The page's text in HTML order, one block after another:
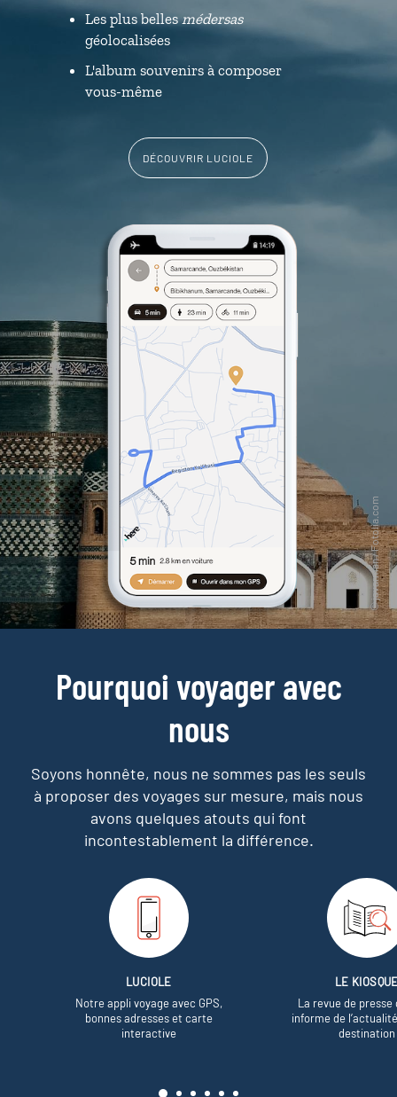
Les plus bellesmédersas
géolocalisées
L'album souvenirs à composer
vous-même
DÉCOUVRIR LUCIOLE
Pourquoi voyager avec
nous
Soyons honnête, nous ne sommes pas les seuls
à proposer des voyages sur mesure, mais nous
avons quelques atouts qui font
incontestablement la différence.
LUCIOLE
Notre appli voyage avec GPS,
bonnes adresses et carte
interactive
LE
La revue de presse
informe de
destination